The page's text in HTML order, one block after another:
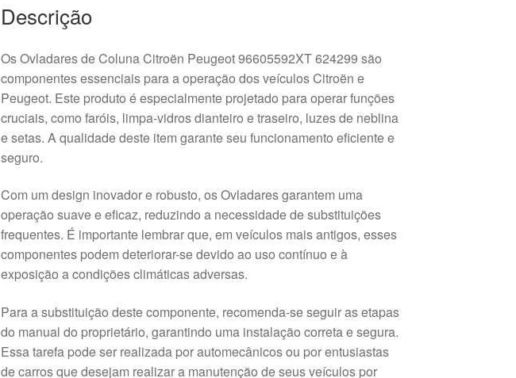
Descrição
Os Ovladares de Coluna Citroën Peugeot 96605592XT 624299 são
componentes essenciais para a operação dos veículos Citroën e
Peugeot. Este produto é especialmente projetado para operar funções
cruciais, como faróis, limpa-vidros dianteiro e traseiro, luzes de neblina
e setas. A qualidade deste item garante seu funcionamento eficiente e
seguro.
Com um design inovador e robusto, os Ovladares garantem uma
operação suave e eficaz, reduzindo a necessidade de substituições
frequentes. É importante lembrar que, em veículos mais antigos, esses
componentes podem deteriorar-se devido ao uso contínuo e à
exposição a condições climáticas adversas.
Para a substituição deste componente, recomenda-se seguir as etapas
do manual do proprietário, garantindo uma instalação correta e segura.
Essa tarefa pode ser realizada por automecânicos ou por entusiastas
de carros que desejam realizar a manutenção de seus veículos por